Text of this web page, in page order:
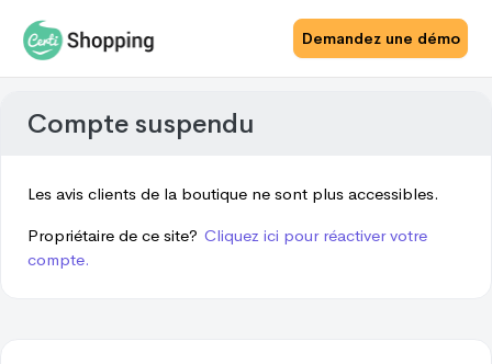
Demandez une démo
Compte suspendu
Les avis clients de la boutique ne sont plus accessibles.
Propriétaire de ce site? Cliquez ici pour réactiver votre
compte.